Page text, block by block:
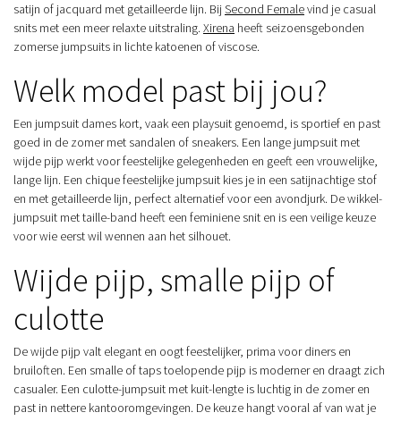
satijn of jacquard met getailleerde lijn. Bij Second Femalevind je casual
snits met een meer relaxte uitstraling. Xirena heeft seizoensgebonden
zomerse jumpsuits in lichte katoenen of viscose.
Welk model past bij jou?
Een jumpsuit dames kort, vaak een playsuit genoemd, is sportief en past
goed in de zomer met sandalen of sneakers. Een lange jumpsuit met
wijde pijp werkt voor feestelijke gelegenheden en geeft een vrouwelijke,
lange lijn. Een chique feestelijke jumpsuit kies je in een satijnachtige stof
en met getailleerde lijn, perfect alternatief voor een avondjurk. De wikkel-
jumpsuit met taille-band heeft een feminiene snit en is een veilige keuze
voor wie eerst wil wennen aan het silhouet.
Wijde pijp, smalle pijp of
culotte
De wijde pijp valt elegant en oogt feestelijker, prima voor diners en
bruiloften. Een smalle of taps toelopende pijp is moderner en draagt zich
casualer. Een culotte-jumpsuit met kuit-lengte is luchtig in de zomer en
past in nettere kantooromgevingen. De keuze hangt vooral af van wat je